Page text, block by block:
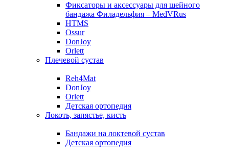
Фиксаторы и аксессуары для шейного
бандажа Филадельфия – MedVRus
HTMS
Ossur
DonJoy
Orlett
Плечевой сустав
Reh4Mat
DonJoy
Orlett
Детская ортопедия
Локоть, запястье, кисть
Бандажи на локтевой сустав
Детская ортопедия